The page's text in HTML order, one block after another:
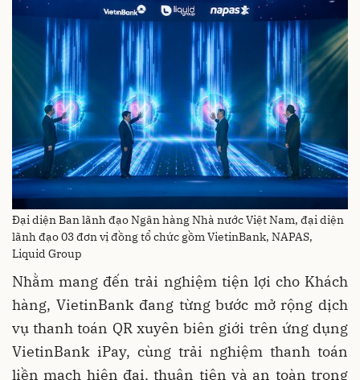
Đại diện Ban lãnh đạo Ngân hàng Nhà nước Việt Nam, đại diện
lãnh đạo 03 đơn vị đồng tổ chức gồm VietinBank, NAPAS,
Liquid Group
Nhằm mang đến trải nghiệm tiện lợi cho Khách
hàng, VietinBank đang từng bước mở rộng dịch
vụ thanh toán QR xuyên biên giới trên ứng dụng
VietinBank iPay, cùng trải nghiệm thanh toán
liền mạch hiện đại, thuận tiện và an toàn trong